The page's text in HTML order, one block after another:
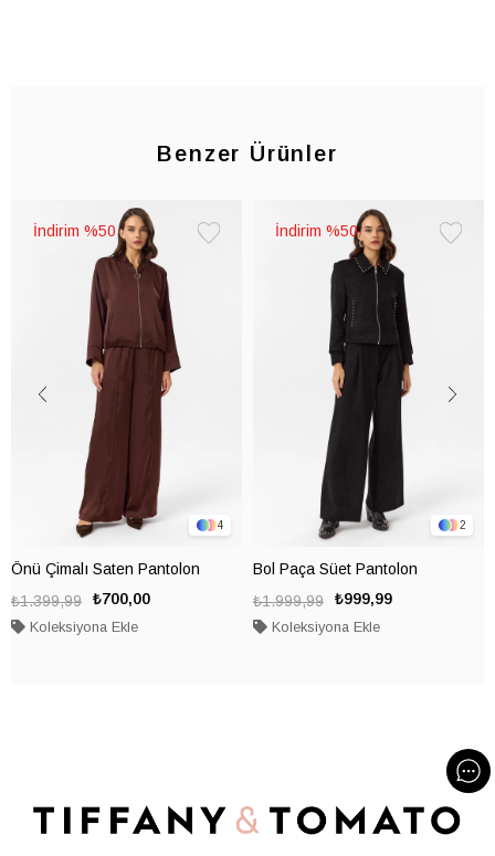
Benzer Ürünler
4
Önü Çimalı Saten Pantolon
₺700,00
₺1.399,99
Koleksiyona Ekle
%50
2
Bol Paça Süet Pantolon
₺999,99
₺1.999,99
Koleksiyona Ekle
%50